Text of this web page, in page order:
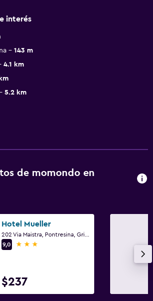
interés
143 m
4.1 km
5.2 km
de momondo en
Hotel Mueller
9,0
3 estrellas
$237